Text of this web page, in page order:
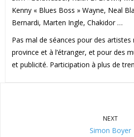
Kenny « Blues Boss » Wayne, Neal
Bernardi, Marten Ingle, Chakidor …
Pas mal de séances pour des
province et à l’étranger, et pour des
et publicité. Participation à plus de
NEXT
Simon Boyer